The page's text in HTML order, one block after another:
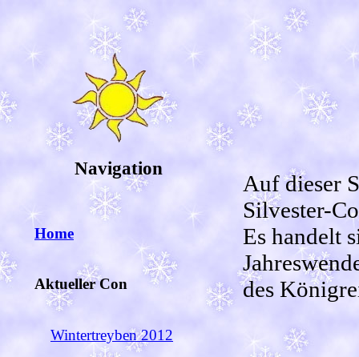
Navigation
Home
Aktueller Con
Wintertreyben 2012
Auf dieser
Silvester-
Es handelt
des